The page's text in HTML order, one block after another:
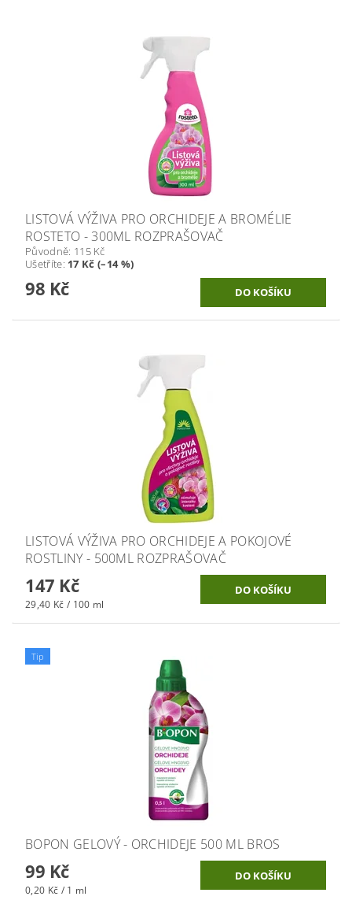
LISTOVÁ VÝŽIVA PRO ORCHIDEJE A BROMÉLIE
ROSTETO - 300ML ROZPRAŠOVAČ
Původně: 115 Kč
Ušetříte: 17 Kč (–14 %)
98 Kč
LISTOVÁ VÝŽIVA PRO ORCHIDEJE A POKOJOVÉ
ROSTLINY - 500ML ROZPRAŠOVAČ
147 Kč
29,40 Kč / 100 ml
Tip
BOPON GELOVÝ - ORCHIDEJE 500 ML BROS
99 Kč
0,20 Kč / 1 ml